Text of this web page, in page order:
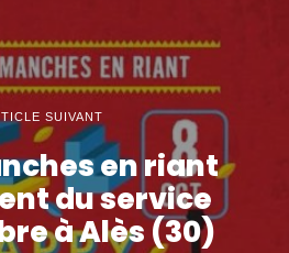
SUIVANT
en riant
du service
à Alès (30)